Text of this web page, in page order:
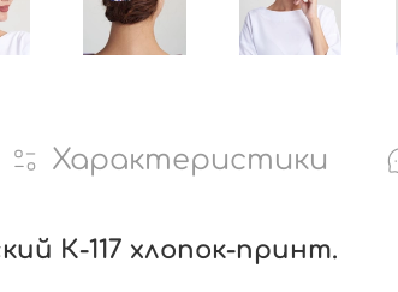
Характеристики
К-117 хлопок-принт.